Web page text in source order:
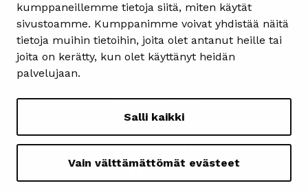
kumppaneillemme tietoja siitä, miten käytät
sivustoamme. Kumppanimme voivat yhdistää näitä
tietoja muihin tietoihin, joita olet antanut heille tai
joita on kerätty, kun olet käyttänyt heidän
palvelujaan.
Salli kaikki
Vain välttämättömät evästeet
Heinolan matkailuinfo
Kauppakatu 4
18100 Heinola
ma-pe 08.30-15.30
+358 3 849 3606
Seuraa meitä